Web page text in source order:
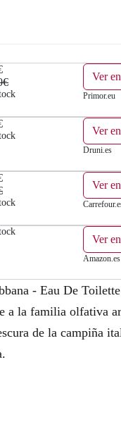
0
4
Ver
Primor.eu
Ver
Druni.es
Ver
Ver
Amazon.es
- Eau De
a la familia olfativa
de la campiña